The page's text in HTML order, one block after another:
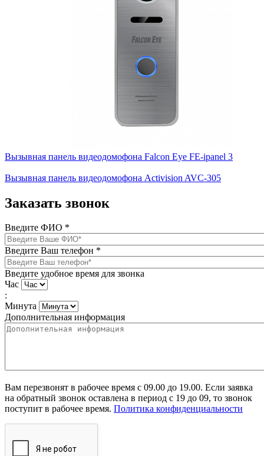
Вызывная панель видеодомофона Falcon Eye FE-ipanel 3
Вызывная панель видеодомофона Activision AVC-305
Заказать звонок
Введите ФИО *
Введите Ваш телефон *
Введите удобное время для звонка
Час
:
Минута
Дополнительная информация
Вам перезвонят в рабочее время с 09.00 до 19.00. Если заявка
на обратный звонок оставлена в период с 19 до 09, то звонок
поступит в рабочее время. Политика конфиденциальности